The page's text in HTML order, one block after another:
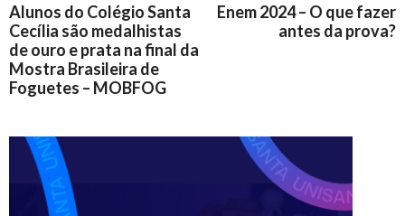
Alunos do Colégio Santa
Cecília são medalhistas
de ouro e prata na final da
Mostra Brasileira de
Foguetes – MOBFOG
Enem 2024 – O que fazer
antes da prova?